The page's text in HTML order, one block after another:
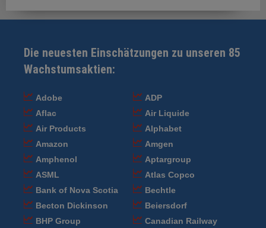
Die neuesten Einschätzungen zu unseren 85
Wachstumsaktien:
Adobe
ADP
Aflac
Air Liquide
Air Products
Alphabet
Amazon
Amgen
Amphenol
Aptargroup
ASML
Atlas Copco
Bank of Nova Scotia
Bechtle
Becton Dickinson
Beiersdorf
BHP Group
Canadian Railway